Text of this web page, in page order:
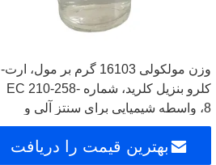
وزن مولکولی 16103 گرم بر مول، ارت-
کلرو بنزیل کلرید، شماره EC 210-258-
8، واسطه شیمیایی برای سنتز آلی و
صنعتی
بهترین قیمت را دریافت